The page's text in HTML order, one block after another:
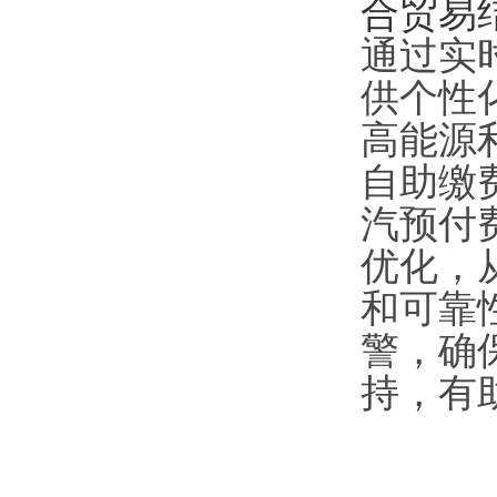
合贸易
通过实
供个性
高能源
自助缴
汽预付
优化，
和可靠
警，确
持，有